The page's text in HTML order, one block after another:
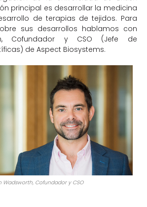
principal es desarrollar la medicina
de terapias de tejidos. Para
sus desarrollos hablamos con
Cofundador y CSO (Jefe de
de Aspect Biosystems.
Wadsworth, Cofundador y CSO